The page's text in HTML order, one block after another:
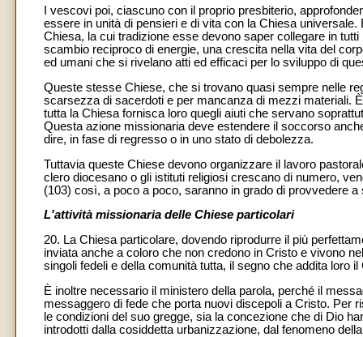
I vescovi poi, ciascuno con il proprio presbiterio,
essere in unità di pensieri e di vita con la Chiesa
Chiesa, la cui tradizione esse devono saper collegare in
scambio reciproco di energie, una crescita nella vita del
ed umani che si rivelano atti ed efficaci per lo sviluppo di
Queste stesse Chiese, che si trovano quasi sempre nelle
scarsezza di sacerdoti e per mancanza di mezzi materiali.
tutta la Chiesa fornisca loro quegli aiuti che servano
Questa azione missionaria deve estendere il soccorso
dire, in fase di regresso o in uno stato di debolezza.
Tuttavia queste Chiese devono organizzare il lavoro
clero diocesano o gli istituti religiosi crescano di numero,
(103) così, a poco a poco, saranno in grado di provvedere
L'attività missionaria delle Chiese particolari
20. La Chiesa particolare, dovendo riprodurre il più
inviata anche a coloro che non credono in Cristo e vivono
singoli fedeli e della comunità tutta, il segno che addita loro il
È inoltre necessario il ministero della parola, perché il
messaggero di fede che porta nuovi discepoli a Cristo. Per
le condizioni del suo gregge, sia la concezione che di Dio
introdotti dalla cosiddetta urbanizzazione, dal fenomeno